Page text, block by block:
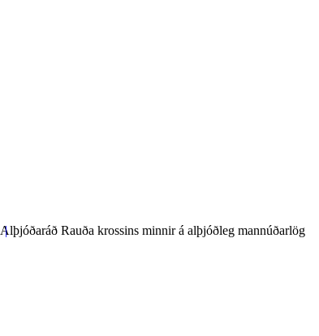
Alþjóðaráð Rauða krossins minnir á alþjóðleg mannúðarlög